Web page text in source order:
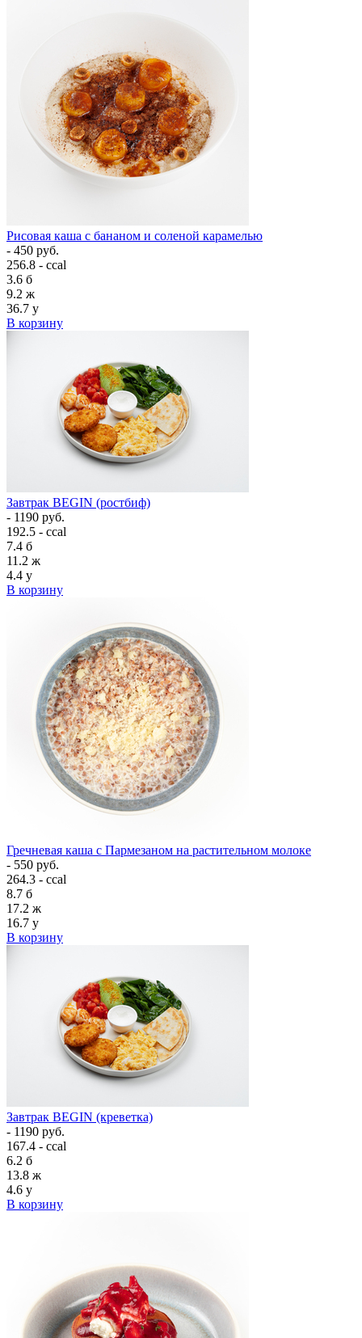
Рисовая каша с бананом и соленой карамелью
- 450 руб.
256.8 - ccal
3.6 б
9.2 ж
36.7 у
В корзину
Завтрак BEGIN (ростбиф)
- 1190 руб.
192.5 - ccal
7.4 б
11.2 ж
4.4 у
В корзину
Гречневая каша с Пармезаном на растительном молоке
- 550 руб.
264.3 - ccal
8.7 б
17.2 ж
16.7 у
В корзину
Завтрак BEGIN (креветка)
- 1190 руб.
167.4 - ccal
6.2 б
13.8 ж
4.6 у
В корзину